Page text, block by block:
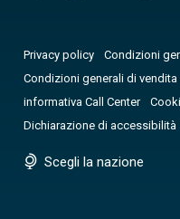
Privacy policy Condizioni
Condizioni generali di vendita
informativa Call Center
Dichiarazione di accessibilità
Scegli la nazione